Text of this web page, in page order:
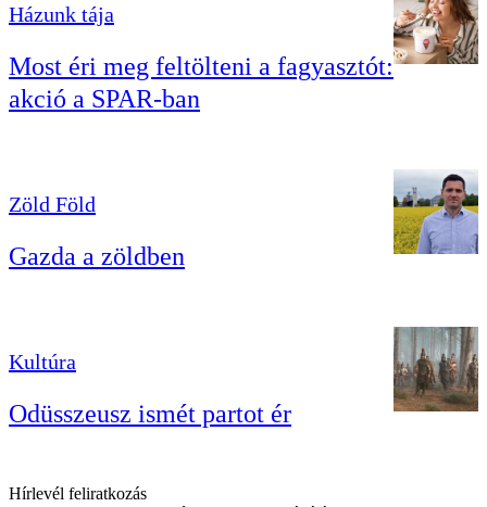
Házunk tája
Most éri meg feltölteni a fagyasztót:
akció a SPAR-ban
Zöld Föld
Gazda a zöldben
Kultúra
Odüsszeusz ismét partot ér
Hírlevél feliratkozás